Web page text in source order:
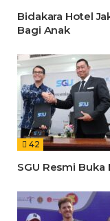
Bidakara Hotel
Bagi Anak
42
SGU Resmi